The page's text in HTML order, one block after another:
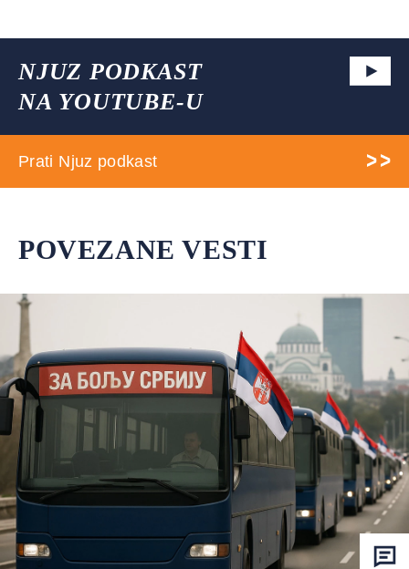
NJUZ PODKAST
NA YOUTUBE-U
Prati Njuz podkast
POVEZANE VESTI